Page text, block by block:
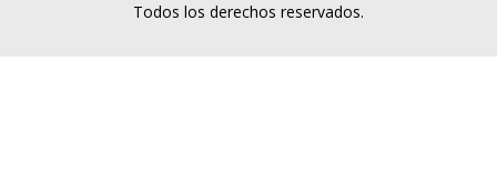
Todos los derechos reservados.